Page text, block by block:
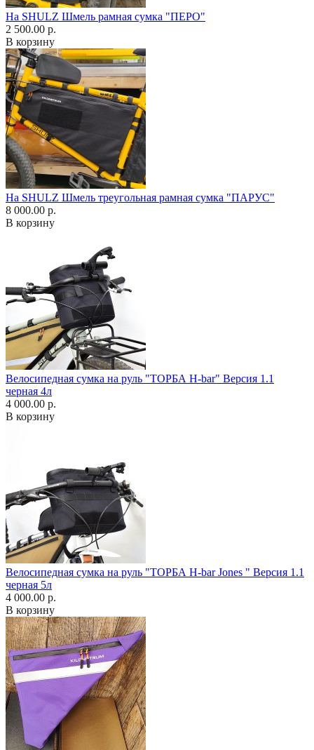
На SHULZ Шмель рамная сумка "ПЕРО"
2 500.00 р.
В корзину
На SHULZ Шмель треугольная рамная сумка "ПАРУС"
8 000.00 р.
В корзину
Велосипедная сумка на руль "ТОРБА H-bar" Версия 1.1
черная 4л
4 000.00 р.
В корзину
Велосипедная сумка на руль "ТОРБА H-bar Jones " Версия 1.1
черная 5л
4 000.00 р.
В корзину